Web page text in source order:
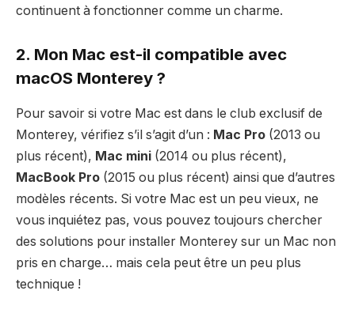
continuent à fonctionner comme un charme.
2. Mon Mac est-il compatible avec
macOS Monterey ?
Pour savoir si votre Mac est dans le club exclusif de
Monterey, vérifiez s’il s’agit d’un : Mac Pro (2013 ou
plus récent), Mac mini (2014 ou plus récent),
MacBook Pro (2015 ou plus récent) ainsi que d’autres
modèles récents. Si votre Mac est un peu vieux, ne
vous inquiétez pas, vous pouvez toujours chercher
des solutions pour installer Monterey sur un Mac non
pris en charge… mais cela peut être un peu plus
technique !